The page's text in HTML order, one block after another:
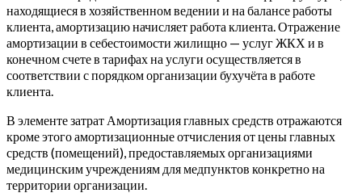
находящиеся в хозяйственном ведении и на балансе работы
клиента, амортизацию начисляет работа клиента. Отражение
амортизации в себестоимости жилищно — услуг ЖКХ и в
конечном счете в тарифах на услуги осуществляется в
соответствии с порядком организации бухучёта в работе
клиента.
В элементе затрат Амортизация главных средств отражаются
кроме этого амортизационные отчисления от цены главных
средств (помещений), предоставляемых организациями
медицинским учреждениям для медпунктов конкретно на
территории организации.